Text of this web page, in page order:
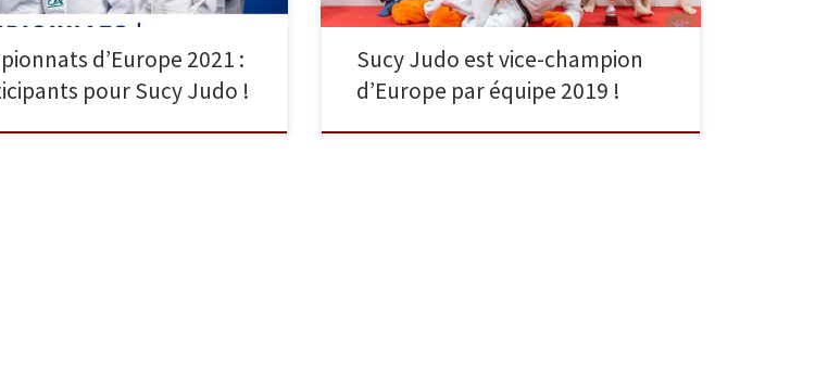
d’Europe 2021 :
pour Sucy Judo !
Sucy Judo est vice-champion
d’Europe par équipe 2019 !